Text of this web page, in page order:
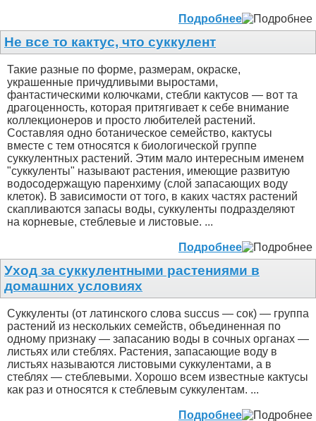
Подробнее
Не все то кактус, что суккулент
Такие разные по форме, размерам, окраске,
украшенные причудливыми выростами,
фантастическими колючками, стебли кактусов — вот та
драгоценность, которая притягивает к себе внимание
коллекционеров и просто любителей растений.
Составляя одно ботаническое семейство, кактусы
вместе с тем относятся к биологической группе
суккулентных растений. Этим мало интересным именем
"суккуленты" называют растения, имеющие развитую
водосодержащую паренхиму (слой запасающих воду
клеток). В зависимости от того, в каких частях растений
скапливаются запасы воды, суккуленты подразделяют
на корневые, стеблевые и листовые. ...
Подробнее
Уход за суккулентными растениями в
домашних условиях
Суккуленты (от латинского слова succus — сок) — группа
растений из нескольких семейств, объединенная по
одному признаку — запасанию воды в сочных органах —
листьях или стеблях. Растения, запасающие воду в
листьях называются листовыми суккулентами, а в
стеблях — стеблевыми. Хорошо всем известные кактусы
как раз и относятся к стеблевым суккулентам. ...
Подробнее